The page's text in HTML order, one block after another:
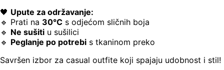
🖤 Upute za održavanje:
🔹 Prati na 30°C s odjećom sličnih boja
🔹 Ne sušiti u sušilici
🔹 Peglanje po potrebi s tkaninom preko
Savršen izbor za casual outfite koji spajaju udobnost i stil!